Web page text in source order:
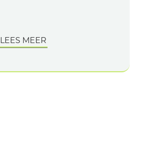
LEES MEER